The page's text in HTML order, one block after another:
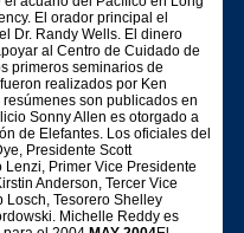
El orador principal el
Dr. Randy Wells. El dinero
al Centro de Cuidado de
primeros seminarios de
realizados por Ken
son publicados en
Sonny Allen es otorgado a
de Elefantes. Los oficiales del
Presidente Scott
Primer Vice Presidente
Anderson, Tercer Vice
Losch, Tesorero Shelley
Michelle Reddy es